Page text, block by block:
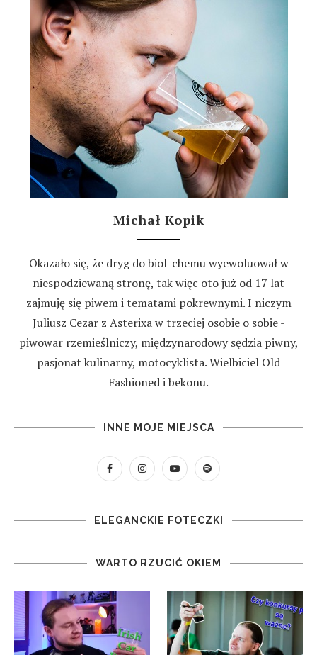
Michał Kopik
Okazało się, że dryg do biol-chemu wyewoluował w
niespodziewaną stronę, tak więc oto już od 17 lat
zajmuję się piwem i tematami pokrewnymi. I niczym
Juliusz Cezar z Asterixa w trzeciej osobie o sobie -
piwowar rzemieślniczy, międzynarodowy sędzia piwny,
pasjonat kulinarny, motocyklista. Wielbiciel Old
Fashioned i bekonu.
INNE MOJE MIEJSCA
ELEGANCKIE FOTECZKI
WARTO RZUCIĆ OKIEM